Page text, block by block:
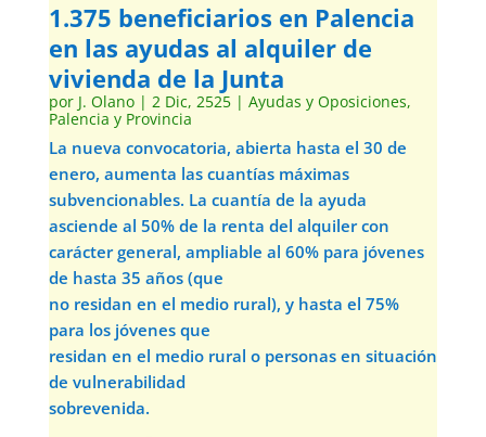
1.375 beneficiarios en Palencia
en las ayudas al alquiler de
vivienda de la Junta
por J. Olano| 2 Dic, 2525| Ayudas y Oposiciones,
Palencia y Provincia
La nueva convocatoria, abierta hasta el 30 de
enero, aumenta las cuantías máximas
subvencionables. La cuantía de la ayuda
asciende al 50% de la renta del alquiler con
carácter general, ampliable al 60% para jóvenes
de hasta 35 años (que
no residan en el medio rural), y hasta el 75%
para los jóvenes que
residan en el medio rural o personas en situación
de vulnerabilidad
sobrevenida.